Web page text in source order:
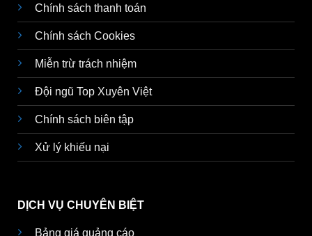
Chính sách thanh toán
Chính sách Cookies
Miễn trừ trách nhiệm
Đội ngũ Top Xuyên Việt
Chính sách biên tập
Xử lý khiếu nại
DỊCH VỤ CHUYÊN BIỆT
Bảng giá quảng cáo